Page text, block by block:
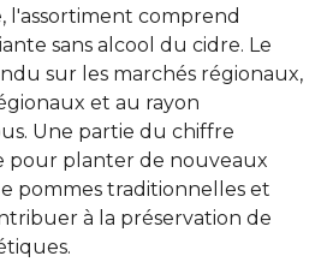
l'assortiment comprend
sans alcool du cidre. Le
sur les marchés régionaux,
et au rayon
Une partie du chiffre
pour planter de nouveaux
pommes traditionnelles et
à la préservation de